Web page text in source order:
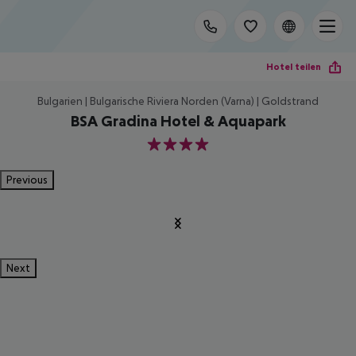
Hotel teilen
Bulgarien | Bulgarische Riviera Norden (Varna) | Goldstrand
BSA Gradina Hotel & Aquapark
4
Previous
Next